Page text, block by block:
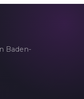
Baden-